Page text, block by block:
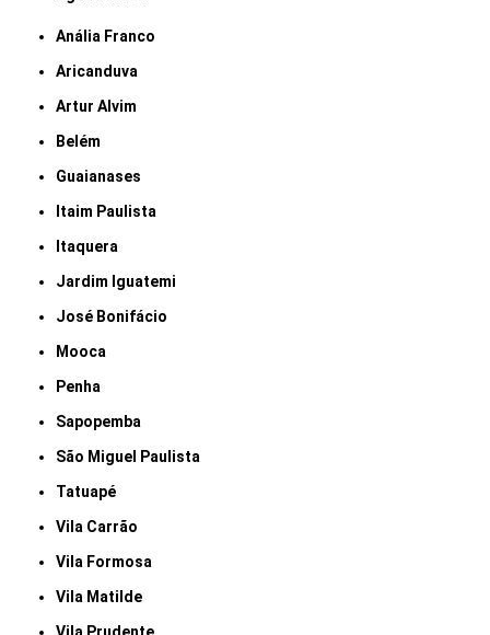
Anália Franco
Aricanduva
Artur Alvim
Belém
Guaianases
Itaim Paulista
Itaquera
Jardim Iguatemi
José Bonifácio
Mooca
Penha
Sapopemba
São Miguel Paulista
Tatuapé
Vila Carrão
Vila Formosa
Vila Matilde